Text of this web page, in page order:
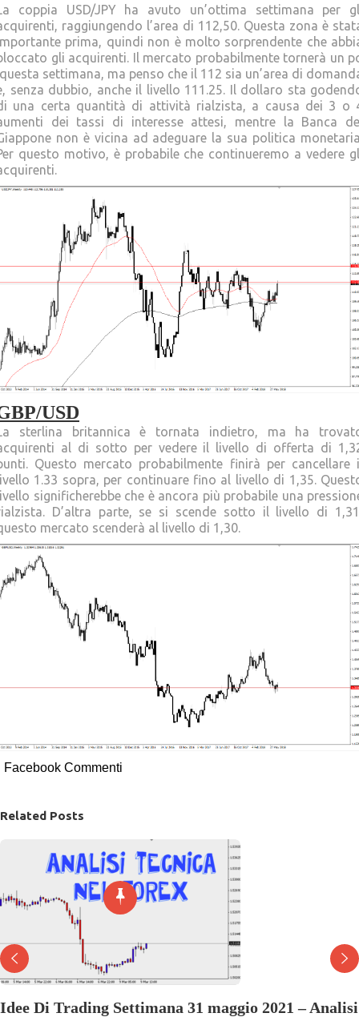
coppia USD/JPY ha avuto un’ottima settimana per
raggiungendo l’area di 112,50. Questa zona è
prima, quindi non è molto sorprendente che
gli acquirenti. Il mercato probabilmente tornerà un
settimana, ma penso che il 112 sia un’area di
senza dubbio, anche il livello 111.25. Il dollaro sta
una certa quantità di attività rialzista, a causa dei 3 o
dei tassi di interesse attesi, mentre la Banca
non è vicina ad adeguare la sua politica
questo motivo, è probabile che continueremo a vedere
USD
sterlina britannica è tornata indietro, ma ha
al di sotto per vedere il livello di offerta di
Questo mercato probabilmente finirà per cancellare
1.33 sopra, per continuare fino al livello di 1,35.
significherebbe che è ancora più probabile una
D’altra parte, se si scende sotto il livello di
mercato scenderà al livello di 1,30.
Facebook Commenti
Related Posts
Di Trading Settimana 31 maggio 2021 – Analisi